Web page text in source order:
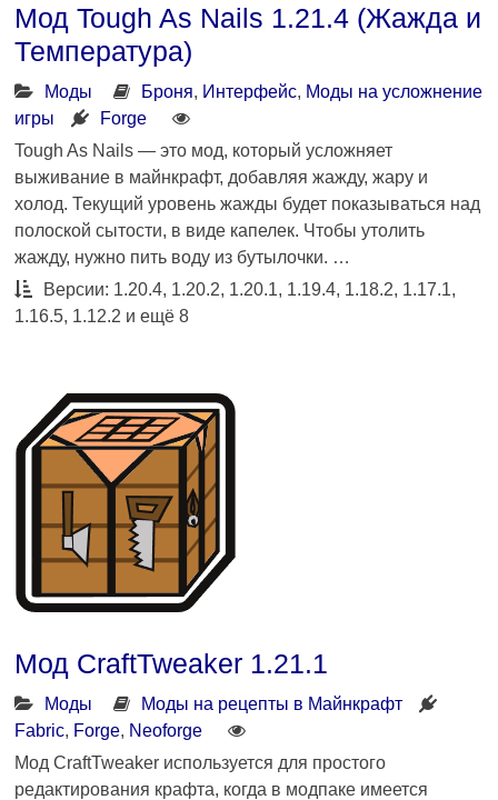
Мод Tough As Nails 1.21.4 (Жажда и
Температура)
Моды Броня, Интерфейс, Моды на усложнение
игры
Forge
Tough As Nails — это мод, который усложняет
выживание в майнкрафт, добавляя жажду, жару и
холод. Текущий уровень жажды будет показываться над
полоской сытости, в виде капелек. Чтобы утолить
жажду, нужно пить воду из бутылочки. …
Версии: 1.20.4, 1.20.2, 1.20.1, 1.19.4, 1.18.2, 1.17.1,
1.16.5, 1.12.2 и ещё 8
Мод CraftTweaker 1.21.1
Моды
Моды на рецепты в Майнкрафт
Fabric, Forge, Neoforge
Мод CraftTweaker используется для простого
редактирования крафта, когда в модпаке имеется